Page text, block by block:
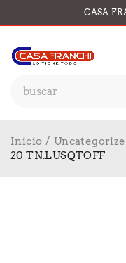
CASA
Inicio /
20 TN.LUSQTOFF